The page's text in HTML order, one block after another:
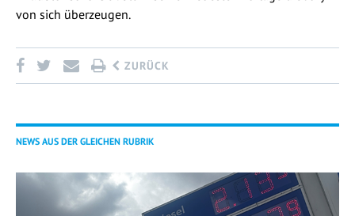
von sich überzeugen.
ZURÜCK
NEWS AUS DER GLEICHEN RUBRIK